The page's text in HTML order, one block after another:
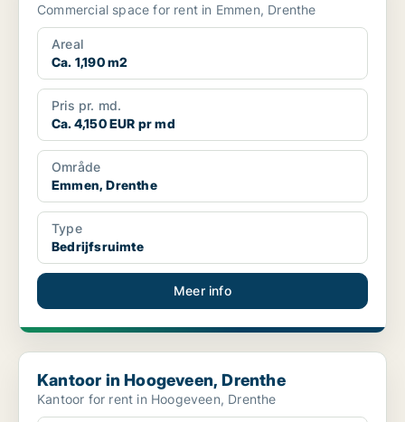
Commercial space for rent in Emmen, Drenthe
Areal
Ca. 1,190 m2
Pris pr. md.
Ca. 4,150 EUR pr md
Område
Emmen, Drenthe
Type
Bedrijfsruimte
Meer info
Kantoor in Hoogeveen, Drenthe
Kantoor in Hoogeveen, Drenthe
Kantoor for rent in Hoogeveen, Drenthe